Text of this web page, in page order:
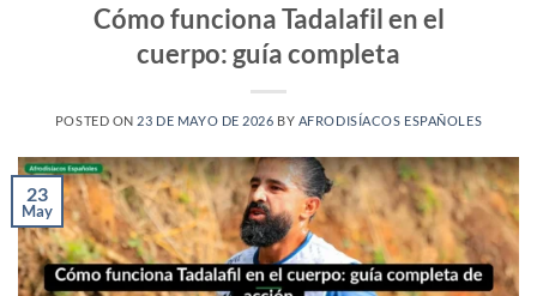
Cómo funciona Tadalafil en el
cuerpo: guía completa
POSTED ON 23 DE MAYO DE 2026 BY AFRODISÍACOS ESPAÑOLES
23
May